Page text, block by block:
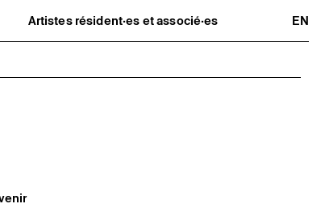
Artistes résident·es et associé·es
EN
Résident·es
Ancien·nes résident·es et artistes